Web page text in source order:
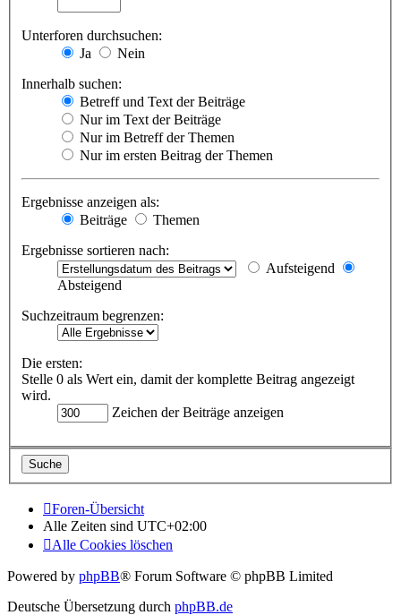
Unterforen durchsuchen:
Ja
Nein
Innerhalb suchen:
Betreff und Text der Beiträge
Nur im Text der Beiträge
Nur im Betreff der Themen
Nur im ersten Beitrag der Themen
Ergebnisse anzeigen als:
Beiträge
Themen
Ergebnisse sortieren nach:
Aufsteigend
Absteigend
Suchzeitraum begrenzen:
Die ersten:
Stelle 0 als Wert ein, damit der komplette Beitrag angezeigt
wird.
Zeichen der Beiträge anzeigen
Foren-Übersicht
Alle Zeiten sind UTC+02:00
Alle Cookies löschen
Powered by phpBB® Forum Software © phpBB Limited
Deutsche Übersetzung durch phpBB.de